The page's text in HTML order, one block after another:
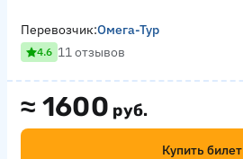
≈ 1600 руб.
Купить билет
Перевозчик:Омега-Тур
4.6 11 отзывов